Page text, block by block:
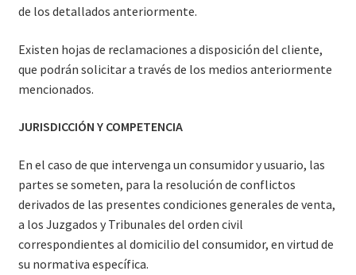
de los detallados anteriormente.
Existen hojas de reclamaciones a disposición del cliente,
que podrán solicitar a través de los medios anteriormente
mencionados.
JURISDICCIÓN Y COMPETENCIA
En el caso de que intervenga un consumidor y usuario, las
partes se someten, para la resolución de conflictos
derivados de las presentes condiciones generales de venta,
a los Juzgados y Tribunales del orden civil
correspondientes al domicilio del consumidor, en virtud de
su normativa específica.